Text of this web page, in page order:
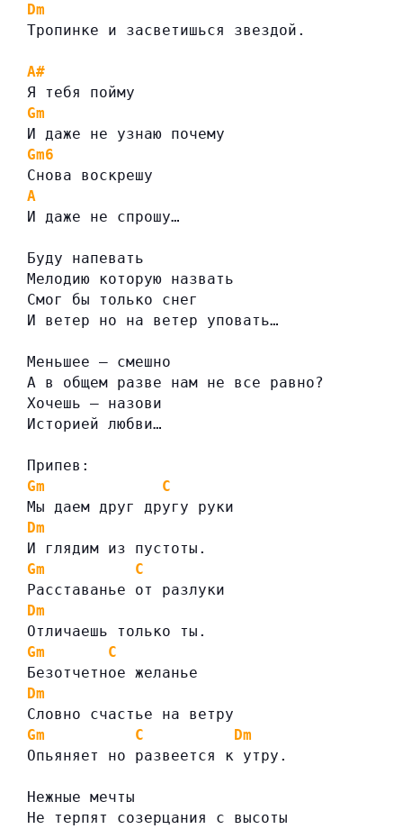
Dm
Тропинке и засветишься звездой.
A#
Я тебя пойму
Gm
И даже не узнаю почему
Gm6
Снова воскрешу
A
И даже не спрошу…
Буду напевать
Мелодию которую назвать
Смог бы только снег
И ветер но на ветер уповать…
Меньшее — смешно
А в общем разве нам не все равно?
Хочешь — назови
Историей любви…
Припев:
Gm
C
Мы даем друг другу руки
Dm
И глядим из пустоты.
Gm
C
Расставанье от разлуки
Dm
Отличаешь только ты.
Gm
C
Безотчетное желанье
Dm
Словно счастье на ветру
Gm
C
Dm
Опьяняет но развеется к утру.
Нежные мечты
Не терпят созерцания с высоты